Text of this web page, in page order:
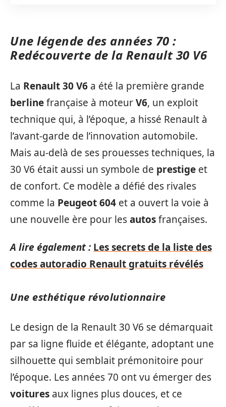
Une légende des années 70 :
Redécouverte de la Renault 30 V6
La Renault 30 V6 a été la première grande
berlinefrançaise à moteurV6, un exploit
technique qui, à l’époque, a hissé Renault à
l’avant-garde de l’innovation automobile.
Mais au-delà de ses prouesses techniques, la
30 V6 était aussi un symbole de prestige et
de confort. Ce modèle a défié des rivales
comme la Peugeot 604 et a ouvert la voie à
une nouvelle ère pour lesautosfrançaises.
A lire également : Les secrets de la liste des
codes autoradio Renault gratuits révélés
Une esthétique révolutionnaire
Le design de la Renault 30 V6 se démarquait
par sa ligne fluide et élégante, adoptant une
silhouette qui semblait prémonitoire pour
l’époque. Les années 70 ont vu émerger des
voitures aux lignes plus douces, et ce